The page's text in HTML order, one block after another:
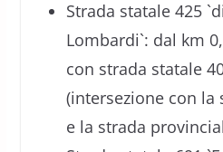
Strada statale 425
Lombardi`: dal km
con strada statale
(intersezione con la
e la strada